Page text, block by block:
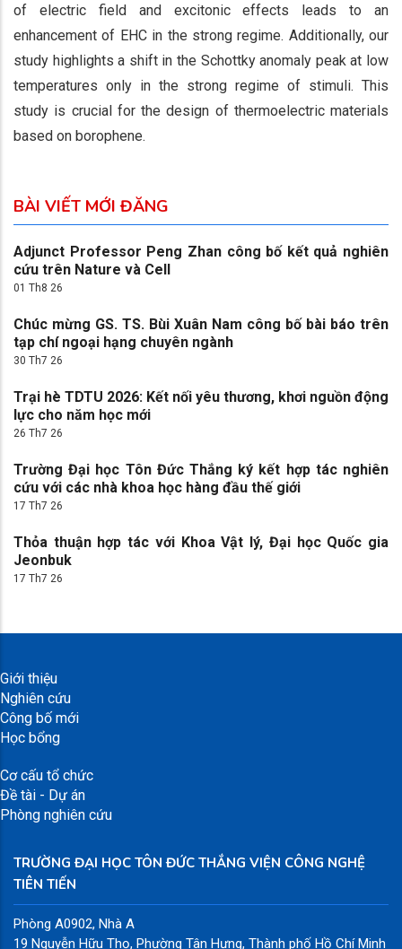
of electric field and excitonic effects leads to an
enhancement of EHC in the strong regime. Additionally, our
study highlights a shift in the Schottky anomaly peak at low
temperatures only in the strong regime of stimuli. This
study is crucial for the design of thermoelectric materials
based on borophene.
BÀI VIẾT MỚI ĐĂNG
Adjunct Professor Peng Zhan công bố kết quả nghiên
cứu trên Nature và Cell
01 Th8 26
Chúc mừng GS. TS. Bùi Xuân Nam công bố bài báo trên
tạp chí ngoại hạng chuyên ngành
30 Th7 26
Trại hè TDTU 2026: Kết nối yêu thương, khơi nguồn động
lực cho năm học mới
26 Th7 26
Trường Đại học Tôn Đức Thắng ký kết hợp tác nghiên
cứu với các nhà khoa học hàng đầu thế giới
17 Th7 26
Thỏa thuận hợp tác với Khoa Vật lý, Đại học Quốc gia
Jeonbuk
17 Th7 26
Giới thiệu
Nghiên cứu
Công bố mới
Học bổng
Cơ cấu tổ chức
Đề tài - Dự án
Phòng nghiên cứu
TRƯỜNG ĐẠI HỌC TÔN ĐỨC THẮNG VIỆN CÔNG NGHỆ
TIÊN TIẾN
Phòng A0902, Nhà A
19 Nguyễn Hữu Thọ, Phường Tân Hưng, Thành phố Hồ Chí Minh